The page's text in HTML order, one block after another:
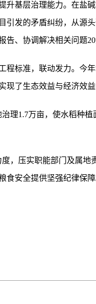
基层治理能力。在盐碱
引发的矛盾纠纷，从源
、协调解决相关问题20
程标准，联动发力。今
现了生态效益与经济效益
理1.7万亩，使水稻种植
，压实职能部门及属地
食安全提供坚强纪律保